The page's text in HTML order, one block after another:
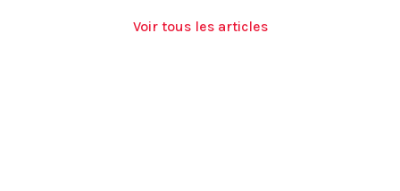
Voir tous les articles